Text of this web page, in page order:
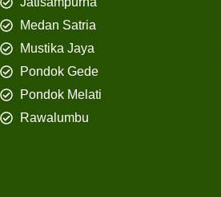
Medan Satria
Mustika Jaya
Pondok Gede
Pondok Melati
Rawalumbu